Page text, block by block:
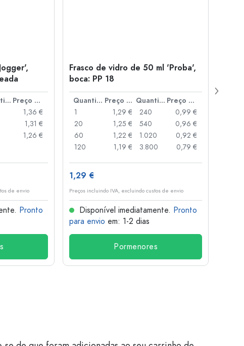
Quantidade
Preço por peça
1,36 €
1,31 €
1,26 €
de envio
Pronto
Frasco de vidro de 50 ml 'Proba',
boca: PP 18
Quantidade Preço por peça Quantidade
Preço por peça
1
1,29 €
20
1,25 €
60
1,22 €
120
1,19 €
240
0,99 €
540
0,96 €
1.020
0,92 €
3.800
0,79 €
1,29 €
Preços incluindo IVA, excluindo custos de envio
Disponível imediatamente. Pronto
para envio em: 1-2 dias
Pormenores